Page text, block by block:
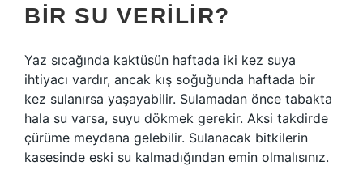
BIR SU VERILIR?
Yaz sıcağında kaktüsün haftada iki kez suya
ihtiyacı vardır, ancak kış soğuğunda haftada bir
kez sulanırsa yaşayabilir. Sulamadan önce tabakta
hala su varsa, suyu dökmek gerekir. Aksi takdirde
çürüme meydana gelebilir. Sulanacak bitkilerin
kasesinde eski su kalmadığından emin olmalısınız.